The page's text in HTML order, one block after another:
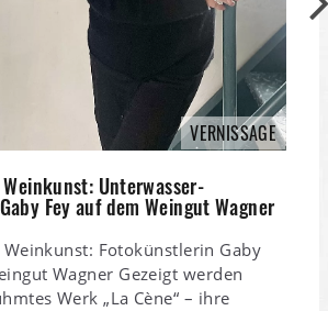
VERNISSAGE
Unterwasser-
Fey auf dem Weingut Wagner
Fotokünstlerin Gaby
Wagner Gezeigt werden
Werk „La Cène“ – ihre